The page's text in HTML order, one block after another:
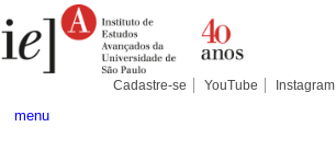
para
conteúdo.
Pessoais
Cadastre-se YouTube Instagram
menu